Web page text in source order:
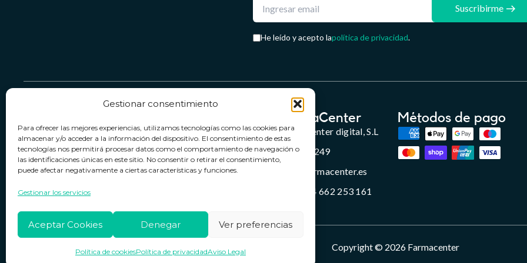
Gestionar consentimiento
Para ofrecer las mejores experiencias, utilizamos tecnologías como las cookies para
almacenar y/o acceder a la información del dispositivo. El consentimiento de estas
tecnologías nos permitirá procesar datos como el comportamiento de navegación o
las identificaciones únicas en este sitio. No consentir o retirar el consentimiento,
puede afectar negativamente a ciertas características y funciones.
Gestionar los servicios
Aceptar Cookies Denegar Ver preferencias
Política de cookiesPolítica de privacidadAviso Legal
Suscribirme
He leído y acepto lapolítica de privacidad.
Contacto
Política de devoluciones
Horario de atención
Lun. a Vie.: 09:00h - 18:00h
Términos y condiciones
Política de privacidad
Política de cookies
FarmaCenter
Farmacenter digital, S.L
B24836249
info@farmacenter.es
Telf. +34 662 253 161
Métodos de pago
Copyright © 2026 Farmacenter